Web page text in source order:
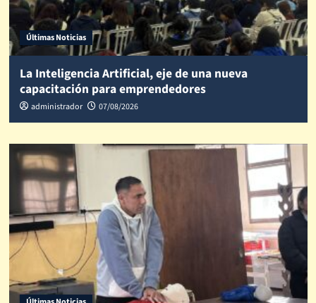
Últimas Noticias
La Inteligencia Artificial, eje de una nueva
capacitación para emprendedores
administrador 07/08/2026